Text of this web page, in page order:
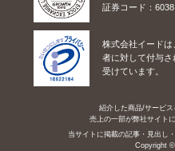
証券コード：6038
株式会社イード
者に対して付与
受けています。
紹介した商品/サービス
売上の一部が弊社サイト
当サイトに掲載の記事・見出し
Copyright